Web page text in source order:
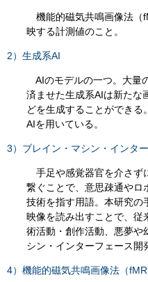
機能的磁気共鳴画像法（
映する計測値のこと。
2）生成系AI
AIのモデルの一つ。大量
済ませた生成系AIは新たな
どを生成することができ
AIを用いている。
3）ブレイン・マシン・インタ
手足や感覚器官を介さず
繋ぐことで、意思疎通やロ
技術を指す用語。本研究の
映像を読み出すことで、従
術活動・創作活動、悪夢や
シン・インターフェース開
4）機能的磁気共鳴画像法（fMRI